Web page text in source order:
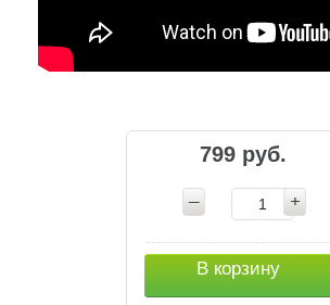
799 руб.
В корзину